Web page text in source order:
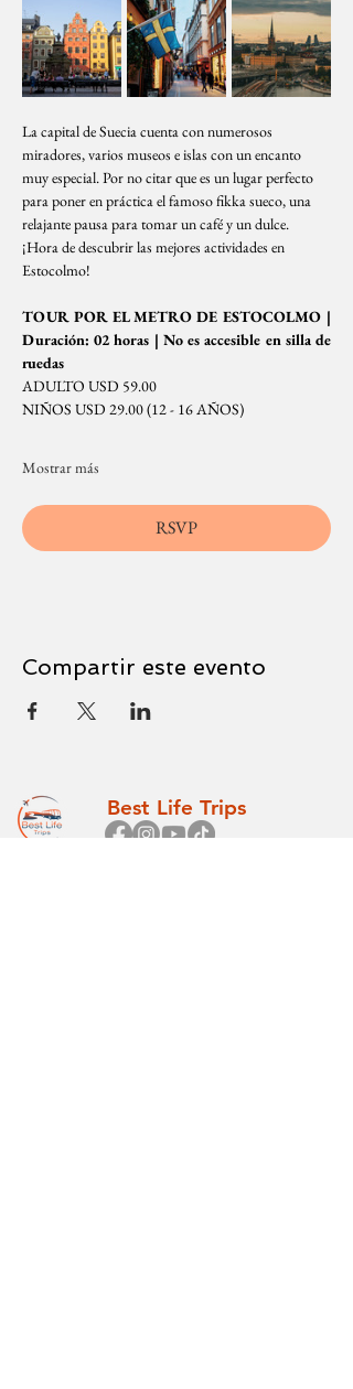
La capital de Suecia cuenta con numerosos
miradores, varios museos e islas con un encanto
muy especial. Por no citar que es un lugar perfecto
para poner en práctica el famoso fikka sueco, una
relajante pausa para tomar un café y un dulce.
¡Hora de descubrir las mejores actividades en
Estocolmo!
TOUR POR EL METRO DE ESTOCOLMO |
Duración: 02 horas | No es accesible en silla de
ruedas
ADULTO USD 59.00
NIÑOS USD 29.00 (12 - 16 AÑOS)
Mostrar más
RSVP
Compartir este evento
Best Life Trips